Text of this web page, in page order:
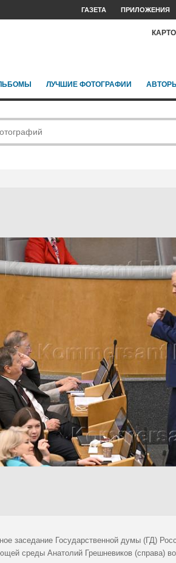
ГАЗЕТА ПРИЛОЖЕНИЯ
ЛУЧШИЕ ФОТОГРАФИИ АВТОРЫ
заседание Государственной думы (ГД)
среды Анатолий Грешневиков (справа)